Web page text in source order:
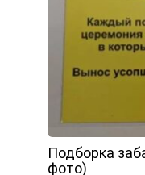
Подборка
фото)